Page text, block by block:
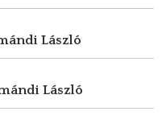
László
László